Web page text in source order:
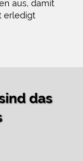
aus, damit
erledigt
das